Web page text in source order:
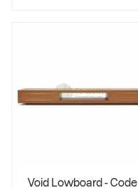
Void Lowboard - Code